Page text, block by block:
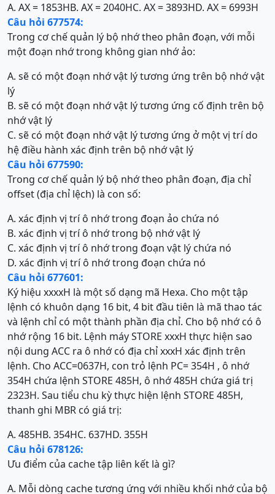
A. AX = 1853HB. AX = 2040HC. AX = 3893HD. AX = 6993H
Câu hỏi 677574:
Trong cơ chế quản lý bộ nhớ theo phân đoạn, với mỗi
một đoạn nhớ trong không gian nhớ ảo:
A. sẽ có một đoạn nhớ vật lý tương ứng trên bộ nhớ vật
lý
B. sẽ có một đoạn nhớ vật lý tương ứng cố định trên bộ
nhớ vật lý
C. sẽ có một đoạn nhớ vật lý tương ứng ở một vị trí do
hệ điều hành xác định trên bộ nhớ vật lý
Câu hỏi 677590:
Trong cơ chế quản lý bộ nhớ theo phân đoạn, địa chỉ
offset (địa chỉ lệch) là con số:
A. xác định vị trí ô nhớ trong đoạn ảo chứa nó
B. xác định vị trí ô nhớ trong bộ nhớ vật lý
C. xác định vị trí ô nhớ trong đoạn vật lý chứa nó
D. xác định vị trí ô nhớ trong đoạn chứa nó
Câu hỏi 677601:
Ký hiệu xxxxH là một số dạng mã Hexa. Cho một tập
lệnh có khuôn dạng 16 bit, 4 bit đầu tiên là mã thao tác
và lệnh chỉ có một thành phần địa chỉ. Cho bộ nhớ có ô
nhớ rộng 16 bit. Lệnh máy STORE xxxH thực hiện sao
nội dung ACC ra ô nhớ có địa chỉ xxxH xác định trên
lệnh. Cho ACC=0637H, con trỏ lệnh PC= 354H , ô nhớ
354H chứa lệnh STORE 485H, ô nhớ 485H chứa giá trị
2323H. Sau tiểu chu kỳ thực hiện lệnh STORE 485H,
thanh ghi MBR có giá trị:
A. 485HB. 354HC. 637HD. 355H
Câu hỏi 678126:
Ưu điểm của cache tập liên kết là gì?
A. Mỗi dòng cache tương ứng với nhiều khối nhớ của bộ